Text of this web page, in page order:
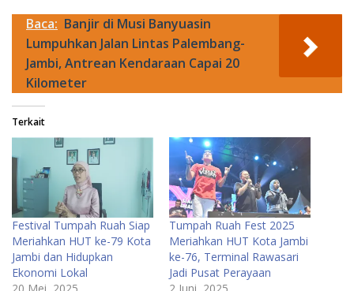
Baca: Banjir di Musi Banyuasin
Lumpuhkan Jalan Lintas Palembang-
Jambi, Antrean Kendaraan Capai 20
Kilometer
Terkait
Festival Tumpah Ruah Siap
Meriahkan HUT ke-79 Kota
Jambi dan Hidupkan
Ekonomi Lokal
Tumpah Ruah Fest 2025
Meriahkan HUT Kota Jambi
ke-76, Terminal Rawasari
Jadi Pusat Perayaan